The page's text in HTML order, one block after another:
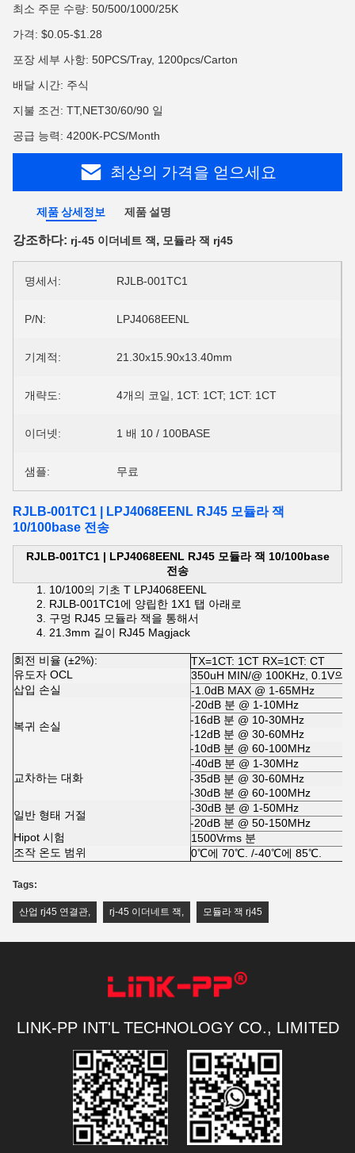
최소 주문 수량: 50/500/1000/25K
가격: $0.05-$1.28
포장 세부 사항: 50PCS/Tray, 1200pcs/Carton
배달 시간: 주식
지불 조건: TT,NET30/60/90 일
공급 능력: 4200K-PCS/Month
최상의 가격을 얻으세요
제품 상세정보 제품 설명
강조하다: rj-45 이더네트 잭, 모듈라 잭 rj45
명세서: RJLB-001TC1
P/N: LPJ4068EENL
기계적: 21.30x15.90x13.40mm
개략도: 4개의 코일, 1CT: 1CT; 1CT: 1CT
이더넷: 1 배 10 / 100BASE
샘플: 무료
RJLB-001TC1 | LPJ4068EENL RJ45 모듈라 잭
10/100base 전송
RJLB-001TC1 | LPJ4068EENL RJ45 모듈라 잭 10/100base
전송
10/100의 기초 T LPJ4068EENL
RJLB-001TC1에 양립한 1X1 탭 아래로
구멍 RJ45 모듈라 잭을 통해서
21.3mm 길이 RJ45 Magjack
회전 비율 (±2%):
TX=1CT: 1CT RX=1CT: CT
유도자 OCL
350uH MIN/@ 100KHz, 0.1V의
삽입 손실
-1.0dB MAX @ 1-65MHz
복귀 손실
-20dB 분 @ 1-10MHz
-16dB 분 @ 10-30MHz
-12dB 분 @ 30-60MHz
-10dB 분 @ 60-100MHz
교차하는 대화
-40dB 분 @ 1-30MHz
-35dB 분 @ 30-60MHz
-30dB 분 @ 60-100MHz
일반 형태 거절
-30dB 분 @ 1-50MHz
-20dB 분 @ 50-150MHz
Hipot 시험
1500Vrms 분
조작 온도 범위
0℃에 70℃. /-40℃에 85℃.
Tags:
산업 rj45 연결관, rj-45 이더네트 잭, 모듈라 잭 rj45
LINK-PP INT'L TECHNOLOGY CO., LIMITED